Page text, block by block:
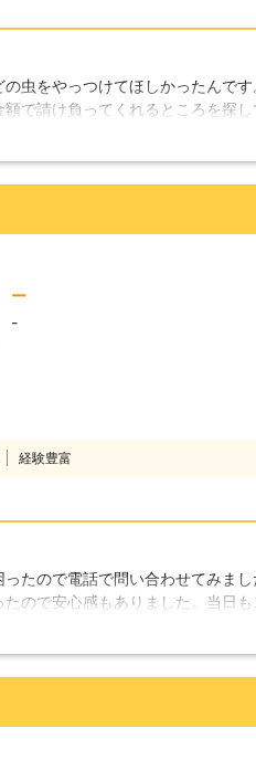
虫をやっつけてほしかったんで
で請け負ってくれるところを探
有名なんです。見積取ってもらっ
ー
-
経験豊富
たので電話で問い合わせてみま
ので安心感もありました。当日
た。また何かあったら、依頼した